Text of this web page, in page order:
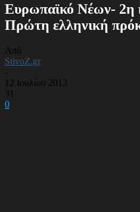
Ευρωπαϊκό Νέων- 2η
Πρώτη ελληνική
Από
StivoZ.gr
-
12 Ιουλίου 2013
31
0